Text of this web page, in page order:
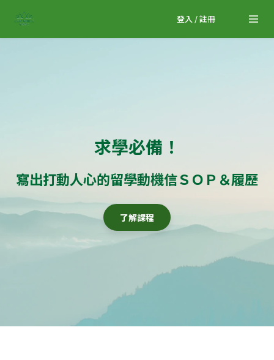
登入 / 註冊
求學必備！
寫出打動人心的留學動機信ＳＯＰ＆履歷
了解課程